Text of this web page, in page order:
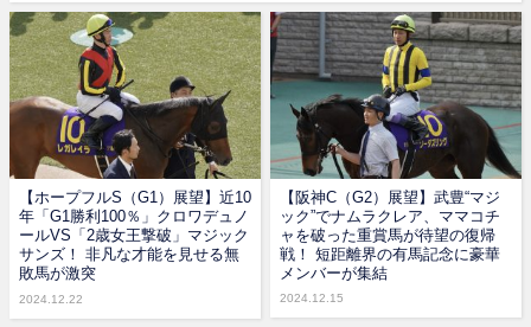
【ホープフルS（G1）展望】近10
年「G1勝利100％」クロワデュノ
ールVS「2歳女王撃破」マジック
サンズ！ 非凡な才能を見せる無
敗馬が激突
2024.12.22
【阪神C（G2）展望】武豊“マジ
ック”でナムラクレア、ママコチ
ャを破った重賞馬が待望の復帰
戦！ 短距離界の有馬記念に豪華
メンバーが集結
2024.12.15